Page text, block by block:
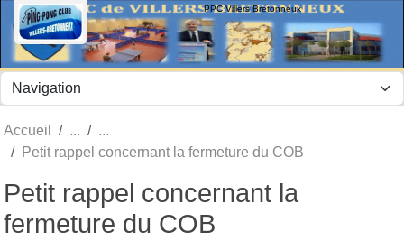
PPC Villers Bretonneux
Accueil
Petit rappel concernant la fermeture du COB
Petit rappel concernant la
fermeture du COB
Panneau de gestion des cookies